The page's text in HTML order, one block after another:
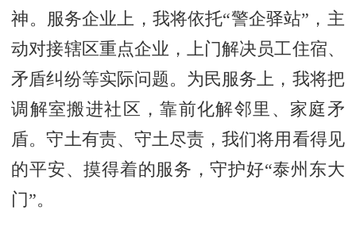
神。服务企业上，我将依托“警企驿站”，主
动对接辖区重点企业，上门解决员工住宿、
矛盾纠纷等实际问题。为民服务上，我将把
调解室搬进社区，靠前化解邻里、家庭矛
盾。守土有责、守土尽责，我们将用看得见
的平安、摸得着的服务，守护好“泰州东大
门”。